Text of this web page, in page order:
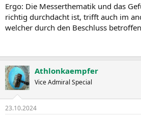
Ergo: Die Messerthematik und das
richtig durchdacht ist, trifft auch im
welcher durch den Beschluss
Athlonkaempfer
Vice Admiral Special
23.10.2024